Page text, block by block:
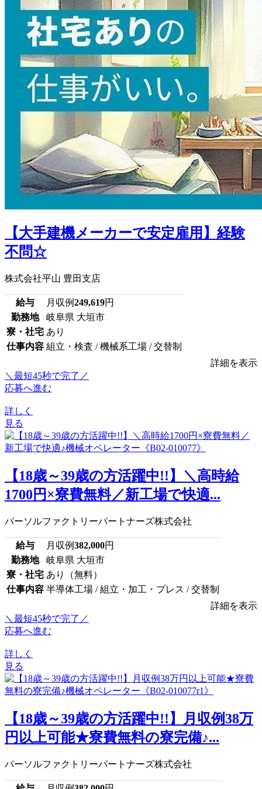
【大手建機メーカーで安定雇用】経験
不問☆
株式会社平山 豊田支店
給与 月収例249,619円
勤務地
岐阜県 大垣市
寮・社宅 あり
仕事内容 組立・検査 / 機械系工場 / 交替制
詳細を表示
＼最短45秒で完了／
応募へ進む
詳しく
見る
【18歳～39歳の方活躍中!!】＼高時給
1700円×寮費無料／新工場で快適...
パーソルファクトリーパートナーズ株式会社
給与 月収例382,000円
勤務地
岐阜県 大垣市
寮・社宅 あり（無料）
仕事内容 半導体工場 / 組立・加工・プレス / 交替制
詳細を表示
＼最短45秒で完了／
応募へ進む
詳しく
見る
【18歳～39歳の方活躍中!!】月収例38万
円以上可能★寮費無料の寮完備♪...
パーソルファクトリーパートナーズ株式会社